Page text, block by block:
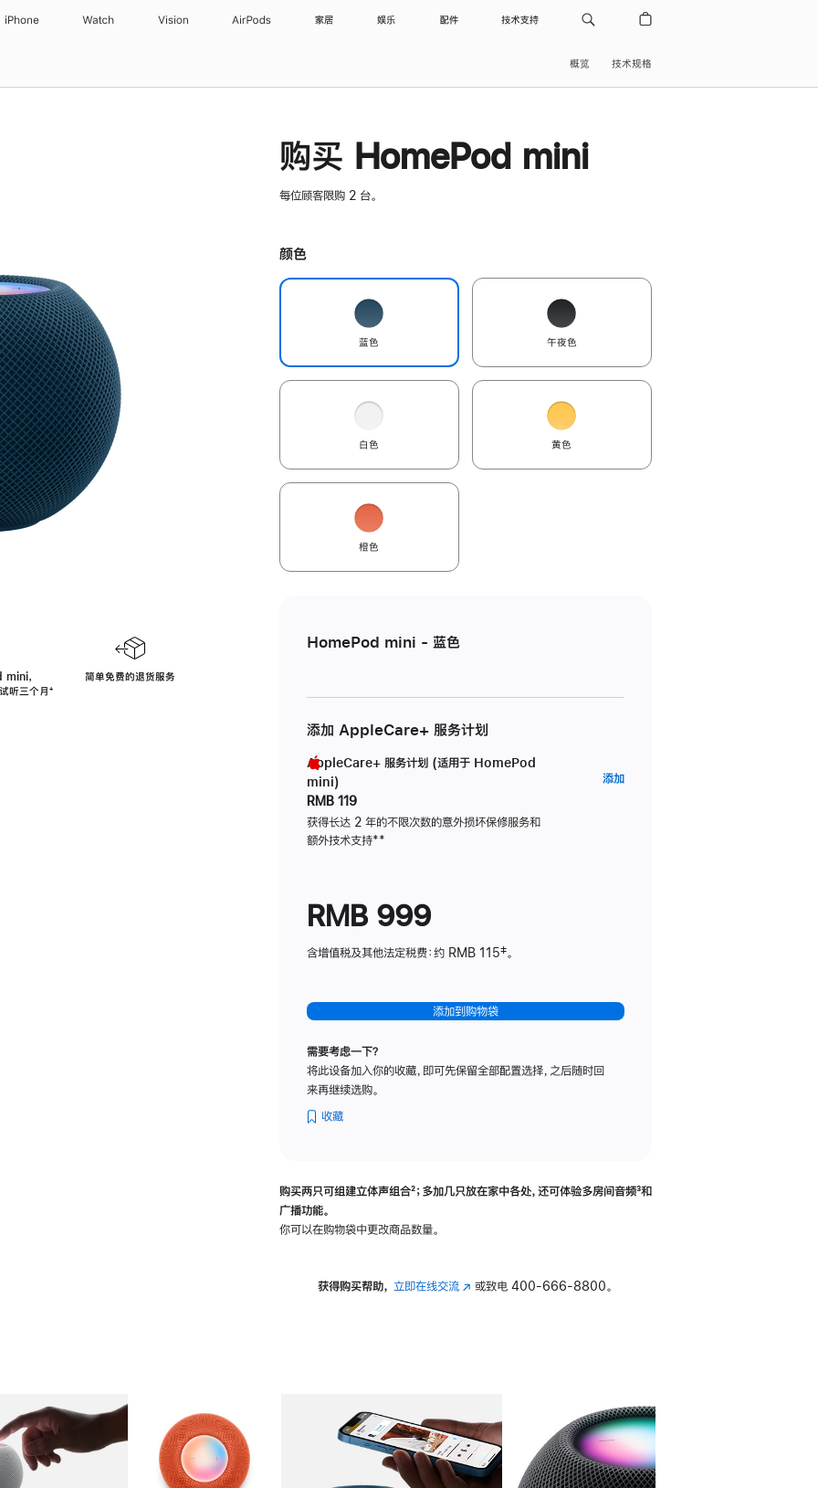
iPhone Watch Vision AirPods 家居 娱乐 配件 技术支持
概览 技术规格
，
听三个月脚
⁺
简单免费的退货服务
购买 HomePod mini
每位顾客限购 2 台。
颜色
蓝色 午夜色
白色 黄色
橙色
HomePod mini - 蓝色
添加 AppleCare+ 服务计划
AppleCare+ 服务计划 (适用于 HomePod
mini)
RMB 119
获得长达 2 年的不限次数的意外损坏保修服务和
额外技术支持脚
**
添加AppleCare+
RMB 999
含增值税及其他法定税费：约 RMB 115‡。
添加到购物袋
需要考虑一下？
将此设备加入你的收藏，即可先保留全部配置选择，之后随时回
来再继续选购。
收藏
购买两只可组建立体声组合脚
²；多加几只放在家中各处，还可体验多‍房‍间音频脚
³和
广播功能。
你可以在购物袋中更改商品数量。
获得购买帮助， 立即在线交流(在 或致电 400-666-8800。
图库 图像 图库 图像 图库 图像 4 图库 图像 5